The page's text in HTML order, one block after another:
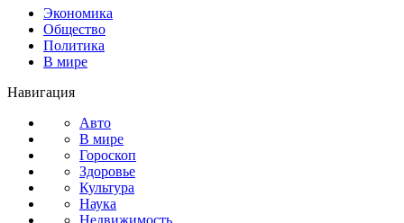
Экономика
Общество
Политика
В мире
Навигация
Авто
В мире
Гороскоп
Здоровье
Культура
Наука